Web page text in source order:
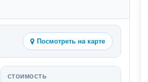
Посмотреть на карте
СТОИМОСТЬ